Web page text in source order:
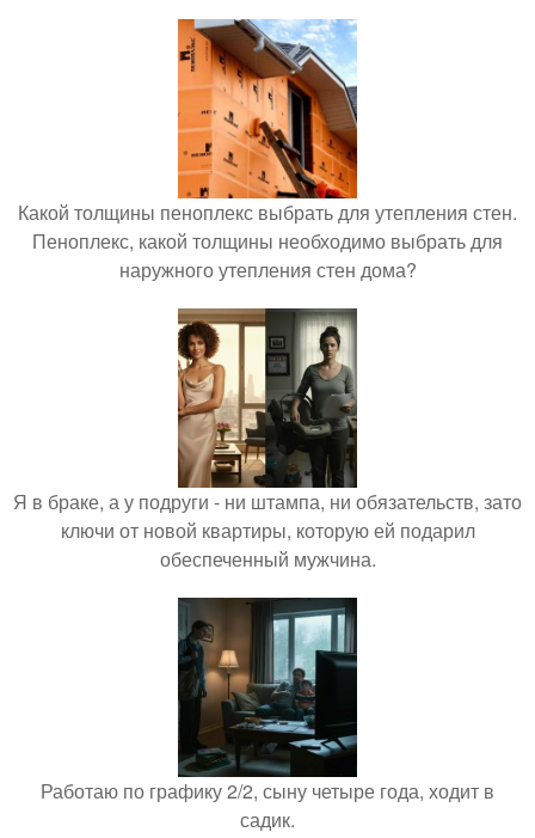
Какой толщины пеноплекс выбрать для утепления стен.
Пеноплекс, какой толщины необходимо выбрать для
наружного утепления стен дома?
Я в браке, а у подруги - ни штампа, ни обязательств, зато
ключи от новой квартиры, которую ей подарил
обеспеченный мужчина.
Работаю по графику 2/2, сыну четыре года, ходит в
садик.